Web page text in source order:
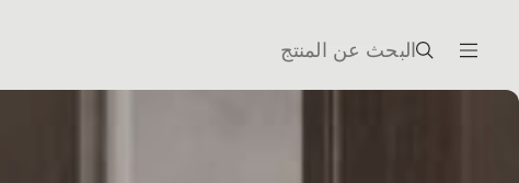
البحث عن المنتج